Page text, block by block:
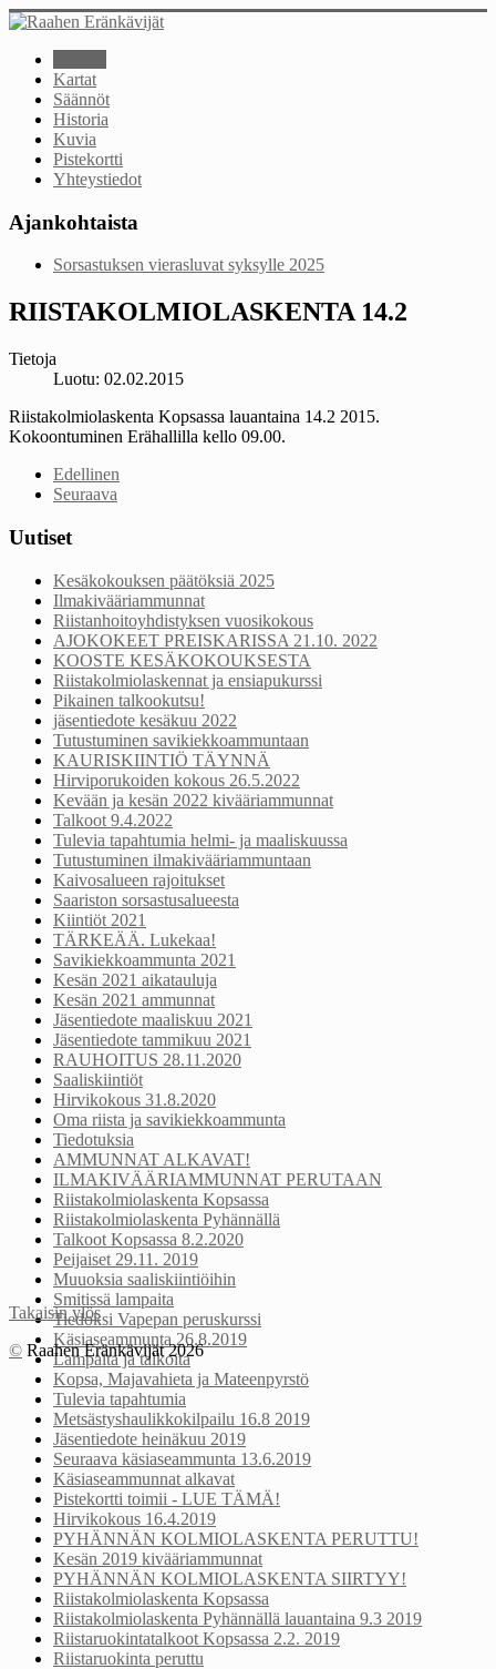
Kartat
Säännöt
Historia
Kuvia
Pistekortti
Yhteystiedot
Ajankohtaista
Sorsastuksen vierasluvat syksylle 2025
RIISTAKOLMIOLASKENTA 14.2
Tietoja
Luotu: 02.02.2015
Riistakolmiolaskenta Kopsassa lauantaina 14.2 2015.
Kokoontuminen Erähallilla kello 09.00.
Edellinen
Seuraava
Uutiset
Kesäkokouksen päätöksiä 2025
Ilmakivääriammunnat
Riistanhoitoyhdistyksen vuosikokous
AJOKOKEET PREISKARISSA 21.10. 2022
KOOSTE KESÄKOKOUKSESTA
Riistakolmiolaskennat ja ensiapukurssi
Pikainen talkookutsu!
jäsentiedote kesäkuu 2022
Tutustuminen savikiekkoammuntaan
KAURISKIINTIÖ TÄYNNÄ
Hirviporukoiden kokous 26.5.2022
Kevään ja kesän 2022 kivääriammunnat
Talkoot 9.4.2022
Tulevia tapahtumia helmi- ja maaliskuussa
Tutustuminen ilmakivääriammuntaan
Kaivosalueen rajoitukset
Saariston sorsastusalueesta
Kiintiöt 2021
TÄRKEÄÄ. Lukekaa!
Savikiekkoammunta 2021
Kesän 2021 aikatauluja
Kesän 2021 ammunnat
Jäsentiedote maaliskuu 2021
Jäsentiedote tammikuu 2021
RAUHOITUS 28.11.2020
Saaliskiintiöt
Hirvikokous 31.8.2020
Oma riista ja savikiekkoammunta
Tiedotuksia
AMMUNNAT ALKAVAT!
ILMAKIVÄÄRIAMMUNNAT PERUTAAN
Riistakolmiolaskenta Kopsassa
Riistakolmiolaskenta Pyhännällä
Talkoot Kopsassa 8.2.2020
Peijaiset 29.11. 2019
Muuoksia saaliskiintiöihin
Smitissä lampaita
Tiedoksi Vapepan peruskurssi
Käsiaseammunta 26.8.2019
Lampaita ja talkoita
Kopsa, Majavahieta ja Mateenpyrstö
Tulevia tapahtumia
Metsästyshaulikkokilpailu 16.8 2019
Jäsentiedote heinäkuu 2019
Seuraava käsiaseammunta 13.6.2019
Käsiaseammunnat alkavat
Pistekortti toimii - LUE TÄMÄ!
Hirvikokous 16.4.2019
PYHÄNNÄN KOLMIOLASKENTA PERUTTU!
Kesän 2019 kivääriammunnat
PYHÄNNÄN KOLMIOLASKENTA SIIRTYY!
Riistakolmiolaskenta Kopsassa
Riistakolmiolaskenta Pyhännällä lauantaina 9.3 2019
Riistaruokintatalkoot Kopsassa 2.2. 2019
Riistaruokinta peruttu
Takaisin ylös
© Raahen Eränkävijät 2026